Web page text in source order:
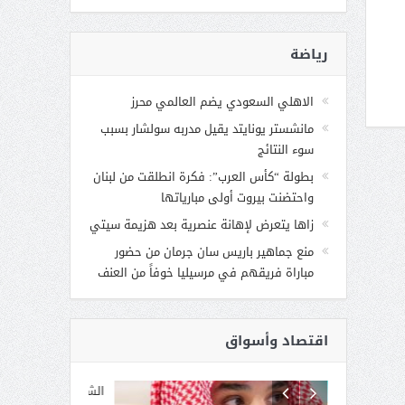
رياضة
الاهلي السعودي يضم العالمي محرز
مانشستر يونايتد يقيل مدربه سولشار بسبب
سوء النتائج
بطولة “كأس العرب”: فكرة انطلقت من لبنان
واحتضنت بيروت أولى مبارياتها
زاها يتعرض لإهانة عنصرية بعد هزيمة سيتي
منع جماهير باريس سان جرمان من حضور
مباراة فريقهم في مرسيليا خوفاً من العنف
اقتصاد وأسواق